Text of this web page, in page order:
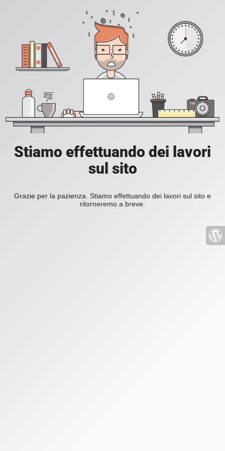
Stiamo effettuando dei lavori
sul sito
Grazie per la pazienza. Stiamo effettuando dei lavori sul sito e
ritorneremo a breve.